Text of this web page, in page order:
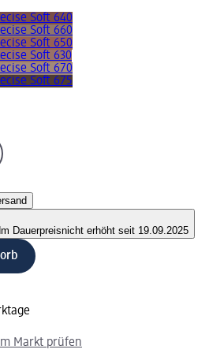
Soft 640
Soft 660
Soft 650
Soft 630
Soft 670
Soft 675
Dauerpreisnicht erhöht seit 19.09.2025
Markt prüfen